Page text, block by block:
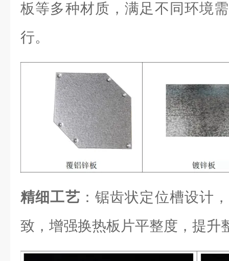
板等多种材质，满足不同环境
行。
精细工艺 ：锯齿状定位槽设计
致，增强换热板片平整度，提升